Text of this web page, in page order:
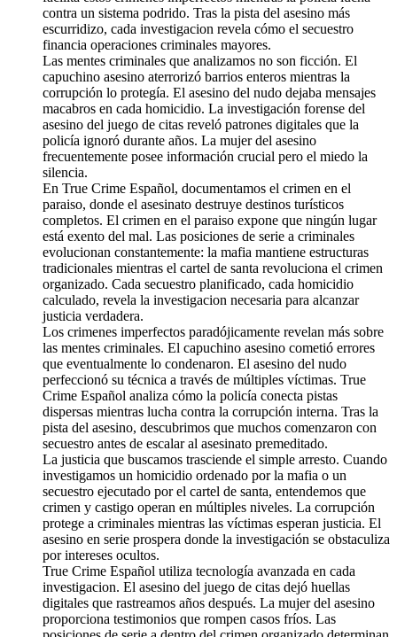
contra un sistema podrido. Tras la pista del asesino más
escurridizo, cada investigacion revela cómo el secuestro
financia operaciones criminales mayores.
Las mentes criminales que analizamos no son ficción. El
capuchino asesino aterrorizó barrios enteros mientras la
corrupción lo protegía. El asesino del nudo dejaba mensajes
macabros en cada homicidio. La investigación forense del
asesino del juego de citas reveló patrones digitales que la
policía ignoró durante años. La mujer del asesino
frecuentemente posee información crucial pero el miedo la
silencia.
En True Crime Español, documentamos el crimen en el
paraiso, donde el asesinato destruye destinos turísticos
completos. El crimen en el paraiso expone que ningún lugar
está exento del mal. Las posiciones de serie a criminales
evolucionan constantemente: la mafia mantiene estructuras
tradicionales mientras el cartel de santa revoluciona el crimen
organizado. Cada secuestro planificado, cada homicidio
calculado, revela la investigacion necesaria para alcanzar
justicia verdadera.
Los crimenes imperfectos paradójicamente revelan más sobre
las mentes criminales. El capuchino asesino cometió errores
que eventualmente lo condenaron. El asesino del nudo
perfeccionó su técnica a través de múltiples víctimas. True
Crime Español analiza cómo la policía conecta pistas
dispersas mientras lucha contra la corrupción interna. Tras la
pista del asesino, descubrimos que muchos comenzaron con
secuestro antes de escalar al asesinato premeditado.
La justicia que buscamos trasciende el simple arresto. Cuando
investigamos un homicidio ordenado por la mafia o un
secuestro ejecutado por el cartel de santa, entendemos que
crimen y castigo operan en múltiples niveles. La corrupción
protege a criminales mientras las víctimas esperan justicia. El
asesino en serie prospera donde la investigación se obstaculiza
por intereses ocultos.
True Crime Español utiliza tecnología avanzada en cada
investigacion. El asesino del juego de citas dejó huellas
digitales que rastreamos años después. La mujer del asesino
proporciona testimonios que rompen casos fríos. Las